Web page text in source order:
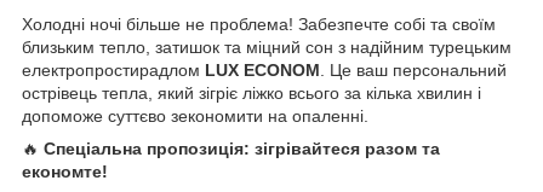
Холодні ночі більше не проблема! Забезпечте собі та своїм
близьким тепло, затишок та міцний сон з надійним турецьким
електропростирадлом LUX ECONOM . Це ваш персональний
острівець тепла, який зігріє ліжко всього за кілька хвилин і
допоможе суттєво зекономити на опаленні.
🔥 Спеціальна пропозиція: зігрівайтеся разом та
економте!